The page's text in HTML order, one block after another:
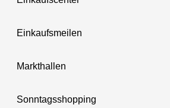
Einkaufsmeilen
Markthallen
Sonntagsshopping